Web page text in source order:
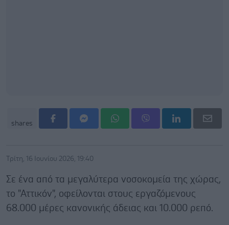
shares
Τρίτη, 16 Ιουνίου 2026, 19:40
Σε ένα από τα μεγαλύτερα νοσοκομεία της χώρας,
το "Αττικόν", οφείλονται στους εργαζόμενους
68.000 μέρες κανονικής άδειας και 10.000 ρεπό.